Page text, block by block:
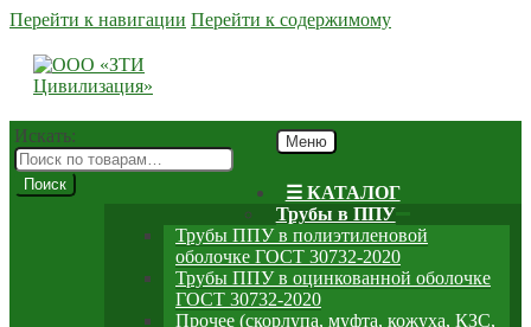
Перейти к навигации Перейти к содержимому
Искать:
Поиск
Меню
☰ КАТАЛОГ
Трубы в ППУ
Трубы ППУ в полиэтиленовой
оболочке ГОСТ 30732-2020
Трубы ППУ в оцинкованной оболочке
ГОСТ 30732-2020
Прочее (скорлупа, муфта, кожуха, КЗС,